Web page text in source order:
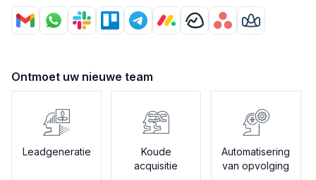
Ontmoet uw nieuwe team
Leadgeneratie
Koude
acquisitie
Automatisering
van opvolging